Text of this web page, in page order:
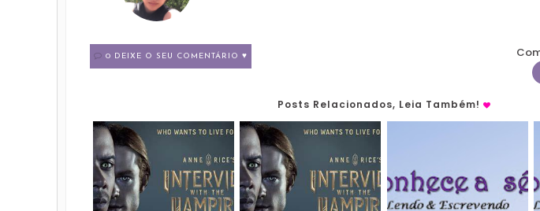
0 DEIXE O SEU COMENTÁRIO ♥
Posts Relacionados, Leia Também!